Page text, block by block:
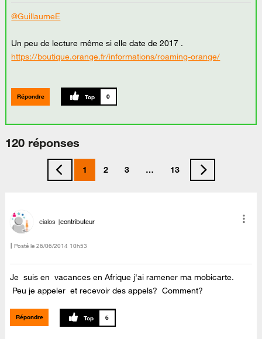
@GuillaumeE
Un peu de lecture même si elle date de 2017 .
https://boutique.orange.fr/informations/roaming-orange/
Répondre 0
120 réponses
1 2 3 … 13
cialos contributeur
Posté le ‎26/06/2014 10h53
Je suis en vacances en Afrique j'ai ramener ma mobicarte.
Peu je appeler et recevoir des appels? Comment?
Répondre 6